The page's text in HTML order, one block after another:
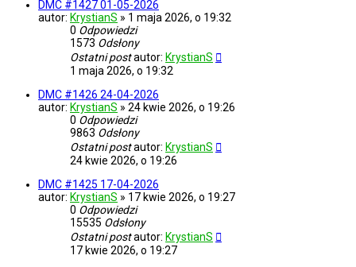
DMC #1427 01-05-2026
autor: KrystianS » 1 maja 2026, o 19:32
0 Odpowiedzi
1573 Odsłony
Ostatni postautor: KrystianS
1 maja 2026, o 19:32
DMC #1426 24-04-2026
autor: KrystianS » 24 kwie 2026, o 19:26
0 Odpowiedzi
9863 Odsłony
Ostatni postautor: KrystianS
24 kwie 2026, o 19:26
DMC #1425 17-04-2026
autor: KrystianS » 17 kwie 2026, o 19:27
0 Odpowiedzi
15535 Odsłony
Ostatni postautor: KrystianS
17 kwie 2026, o 19:27